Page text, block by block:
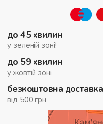
до 45 хвилин
у зеленій зоні!
до 59 хвилин
у жовтій зоні
безкоштовна доставка
від 500 грн